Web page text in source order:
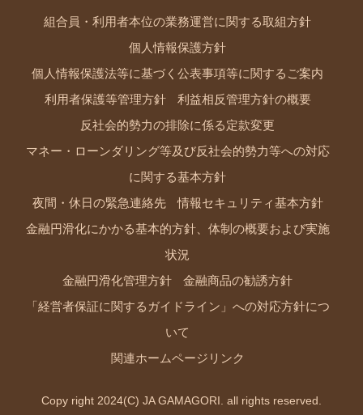
組合員・利用者本位の業務運営に関する取組方針
個人情報保護方針
個人情報保護法等に基づく公表事項等に関するご案内
利用者保護等管理方針 利益相反管理方針の概要
反社会的勢力の排除に係る定款変更
マネー・ローンダリング等及び反社会的勢力等への対応
に関する基本方針
夜間・休日の緊急連絡先 情報セキュリティ基本方針
金融円滑化にかかる基本的方針、体制の概要および実施
状況
金融円滑化管理方針 金融商品の勧誘方針
「経営者保証に関するガイドライン」への対応方針につ
いて
関連ホームページリンク
Copy right 2024(C) JA GAMAGORI. all rights reserved.